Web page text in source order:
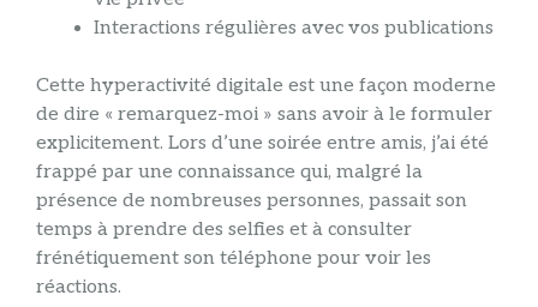
Interactions régulières avec vos publications
Cette hyperactivité digitale est une façon moderne
de dire « remarquez-moi » sans avoir à le formuler
explicitement. Lors d’une soirée entre amis, j’ai été
frappé par une connaissance qui, malgré la
présence de nombreuses personnes, passait son
temps à prendre des selfies et à consulter
frénétiquement son téléphone pour voir les
réactions.